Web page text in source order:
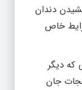
دندان
خاص
که دیگر
جان